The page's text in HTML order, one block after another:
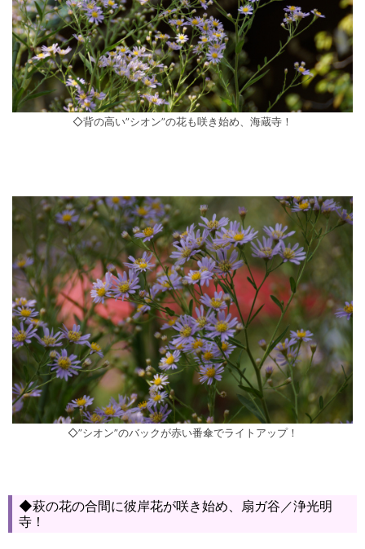
◇背の高い”シオン”の花も咲き始め、海蔵寺！
◇”シオン”のバックが赤い番傘でライトアップ！
◆萩の花の合間に彼岸花が咲き始め、扇ガ谷／浄光明
寺！